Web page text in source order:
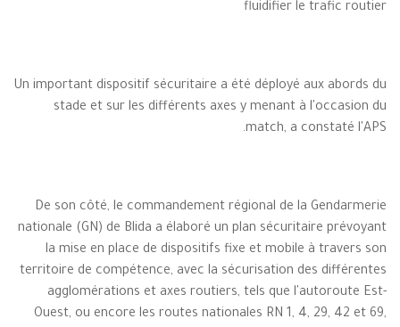
fluidifier le trafic routier
Un important dispositif sécuritaire a été déployé aux abords du
stade et sur les différents axes y menant à l'occasion du
match, a constaté l'APS.
De son côté, le commandement régional de la Gendarmerie
nationale (GN) de Blida a élaboré un plan sécuritaire prévoyant
la mise en place de dispositifs fixe et mobile à travers son
territoire de compétence, avec la sécurisation des différentes
agglomérations et axes routiers, tels que l'autoroute Est-
Ouest, ou encore les routes nationales RN 1, 4, 29, 42 et 69,